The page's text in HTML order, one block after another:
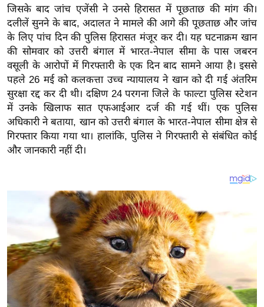
य
ब
ज
ट
खे
ल
क्रि
के
ट
6
क्रा
इ
म
जिसके बाद जांच एजेंसी ने उनसे हिरासत में पूछताछ की मांग की।
दलीलें सुनने के बाद, अदालत ने मामले की आगे की पूछताछ और जांच
के लिए पांच दिन की पुलिस हिरासत मंजूर कर दी। यह घटनाक्रम खान
की सोमवार को उत्तरी बंगाल में भारत-नेपाल सीमा के पास जबरन
वसूली के आरोपों में गिरफ्तारी के एक दिन बाद सामने आया है। इससे
पहले 26 मई को कलकत्ता उच्च न्यायालय ने खान को दी गई अंतरिम
सुरक्षा रद्द कर दी थी। दक्षिण 24 परगना जिले के फाल्टा पुलिस स्टेशन
में उनके खिलाफ सात एफआईआर दर्ज की गई थीं। एक पुलिस
अधिकारी ने बताया, खान को उत्तरी बंगाल के भारत-नेपाल सीमा क्षेत्र से
गिरफ्तार किया गया था। हालांकि, पुलिस ने गिरफ्तारी से संबंधित कोई
और जानकारी नहीं दी।